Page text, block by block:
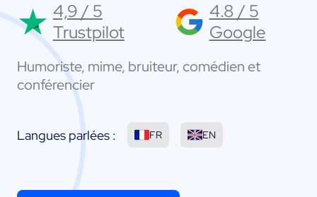
4,9 / 5
Trustpilot
4.8 / 5
Google
Humoriste, mime, bruiteur, comédien et
conférencier
Langues parlées : FR EN